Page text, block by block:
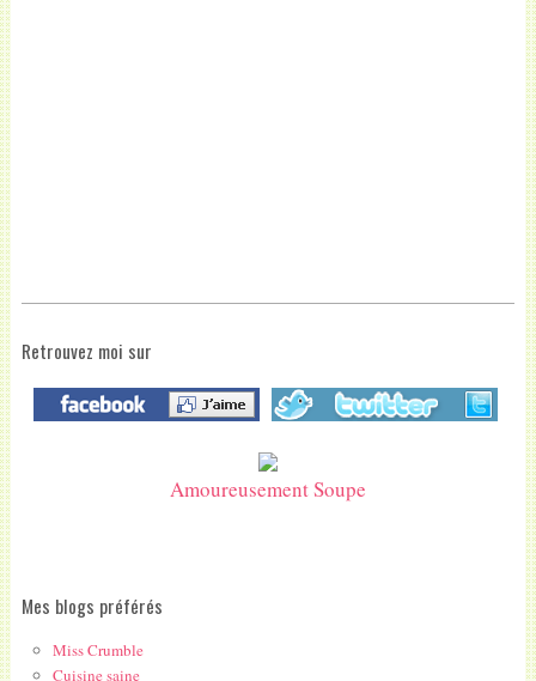
Retrouvez moi sur
Amoureusement Soupe
Mes blogs préférés
Miss Crumble
Cuisine saine